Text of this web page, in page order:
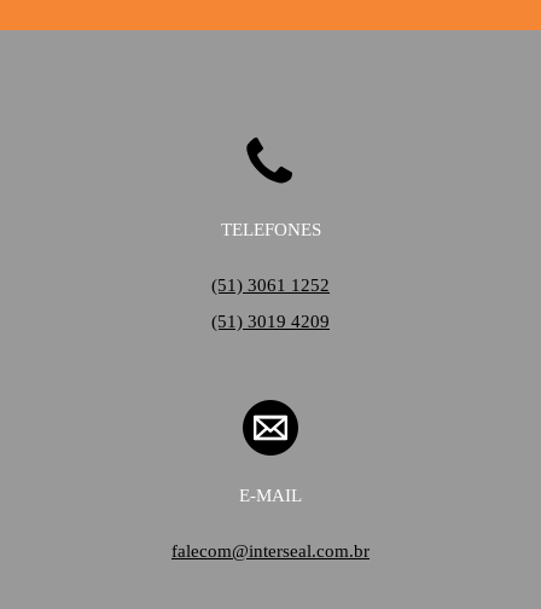
TELEFONES
(51) 3061 1252
(51) 3019 4209
E-MAIL
falecom@interseal.com.br